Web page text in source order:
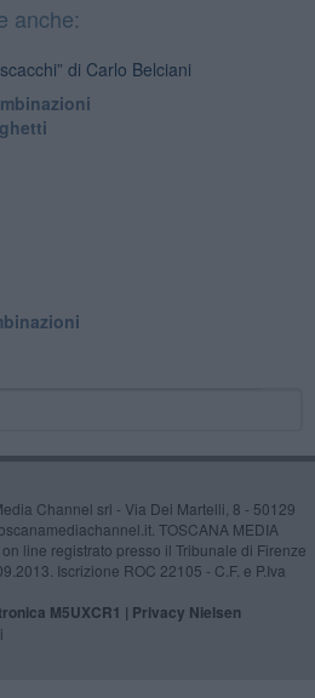
anche:
di Carlo Belciani
Channel srl - Via Dei Martelli, 8 - 50129
TOSCANA MEDIA
line registrato presso il Tribunale di Firenze
Iscrizione ROC 22105 - C.F. e P.Iva
M5UXCR1 | Privacy Nielsen